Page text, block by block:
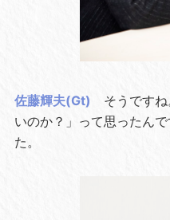
佐藤輝夫(Gt)
そうです
いのか？」って思ったん
た。